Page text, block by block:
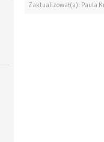
Zaktualizował(a): Paula